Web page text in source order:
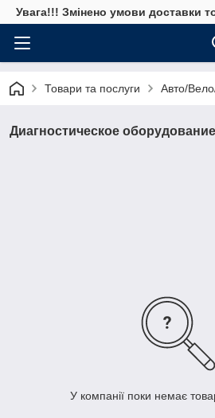
Увага!!! Змінено умови доставки
Товари та послуги Авто/
Диагностическое оборудование
У компанії поки немає